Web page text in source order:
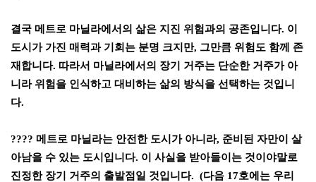
결국 메트로 마닐라에서의 삶은 지진 위험과의 공존입니다. 이
도시가 가진 매력과 기회는 분명 크지만, 그만큼 위험도 함께 존
재합니다. 따라서 마닐라에서의 장기 거주는 단순한 거주가 아
니라 위험을 인식하고 대비하는 삶의 방식을 선택하는 것입니
다.
???? 메트로 마닐라는 안전한 도시가 아니라, 준비된 자만이 살
아남을 수 있는 도시입니다. 이 사실을 받아들이는 것이야말로
진정한 장기 거주의 출발점일 것입니다. (다음 17호에는 우리